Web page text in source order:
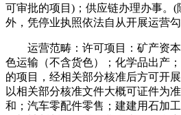
可审批的项目)；供应链办理办事。(
外，凭停业执照依法自从开展运营勾
运营范畴：许可项目：矿产资本
色运输（不含货色）；化学品出产
的项目，经相关部分核准后方可开
以相关部分核准文件大概可证件为
和；汽车零配件零售；建建用石加